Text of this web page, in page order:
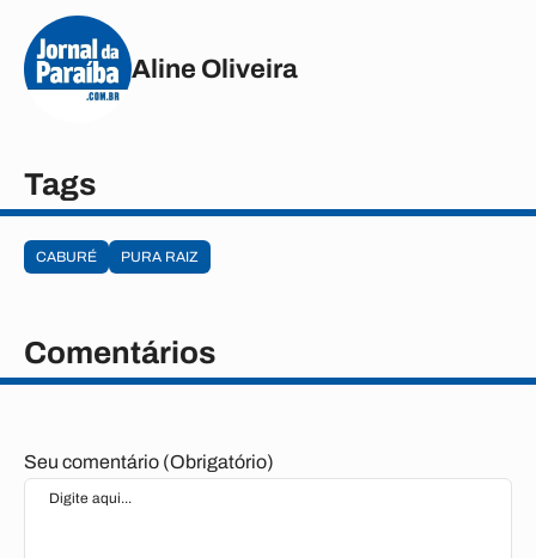
Aline Oliveira
Tags
CABURÉ PURA RAIZ
Comentários
Seu comentário (Obrigatório)